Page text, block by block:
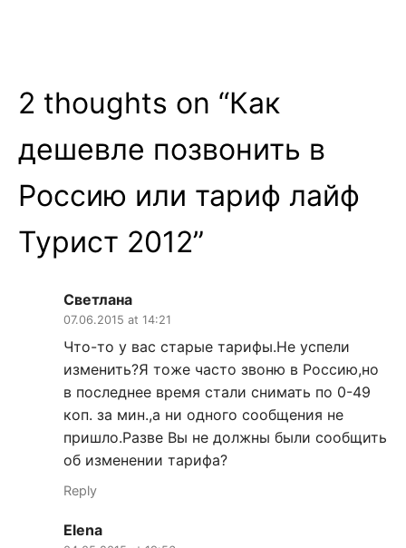
2 thoughts on “Как
дешевле позвонить в
Россию или тариф лайф
Турист 2012”
Светлана
07.06.2015 at 14:21
Что-то у вас старые тарифы.Не успели
изменить?Я тоже часто звоню в Россию,но
в последнее время стали снимать по 0-49
коп. за мин.,а ни одного сообщения не
пришло.Разве Вы не должны были сообщить
об изменении тарифа?
Reply
Elena